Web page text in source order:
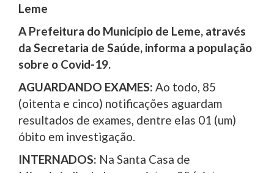
Leme
A Prefeitura do Município de Leme, através
da Secretaria de Saúde, informa a população
sobre o Covid-19.
AGUARDANDO EXAMES: Ao todo, 85
(oitenta e cinco) notificações aguardam
resultados de exames, dentre elas 01 (um)
óbito em investigação.
INTERNADOS: Na Santa Casa de